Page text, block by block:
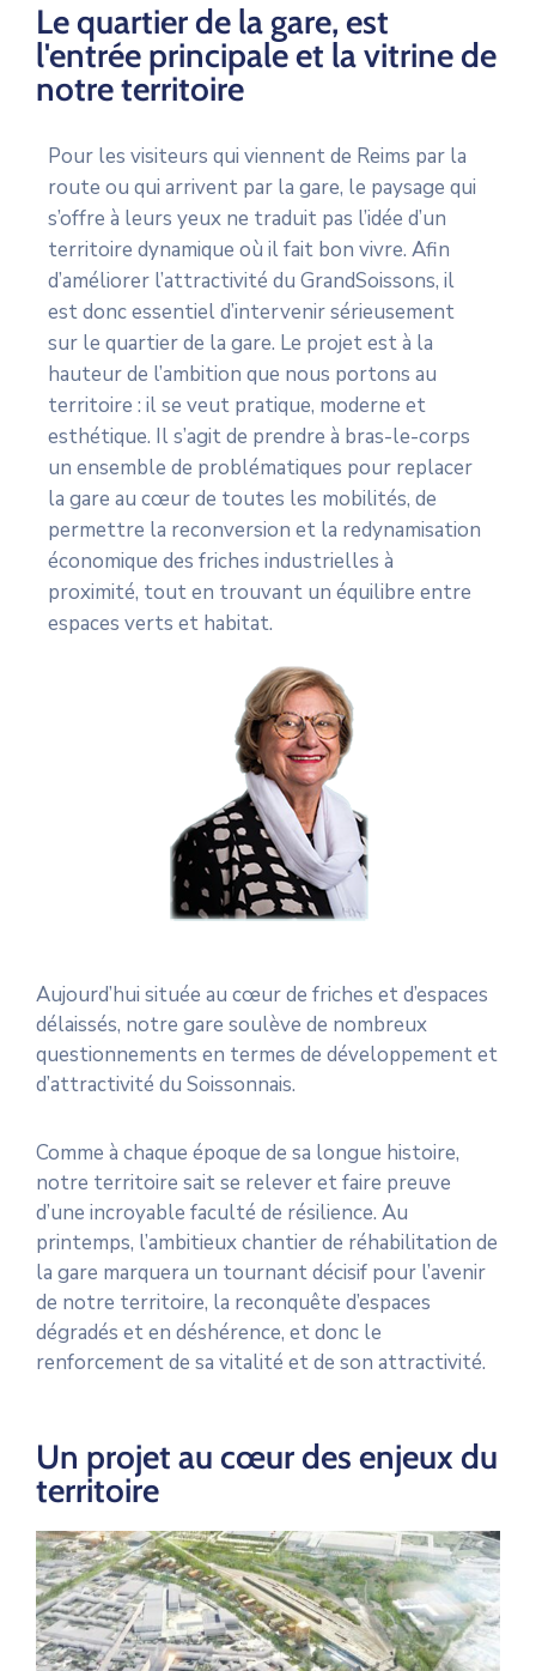
Le quartier de la gare, est
l'entrée principale et la vitrine de
notre territoire
Pour les visiteurs qui viennent de Reims par la
route ou qui arrivent par la gare, le paysage qui
s’offre à leurs yeux ne traduit pas l’idée d’un
territoire dynamique où il fait bon vivre. Afin
d’améliorer l’attractivité du GrandSoissons, il
est donc essentiel d’intervenir sérieusement
sur le quartier de la gare. Le projet est à la
hauteur de l’ambition que nous portons au
territoire : il se veut pratique, moderne et
esthétique. Il s’agit de prendre à bras-le-corps
un ensemble de problématiques pour replacer
la gare au cœur de toutes les mobilités, de
permettre la reconversion et la redynamisation
économique des friches industrielles à
proximité, tout en trouvant un équilibre entre
espaces verts et habitat.
Aujourd’hui située au cœur de friches et d’espaces
délaissés, notre gare soulève de nombreux
questionnements en termes de développement et
d’attractivité du Soissonnais.
Comme à chaque époque de sa longue histoire,
notre territoire sait se relever et faire preuve
d’une incroyable faculté de résilience. Au
printemps, l’ambitieux chantier de réhabilitation de
la gare marquera un tournant décisif pour l’avenir
de notre territoire, la reconquête d’espaces
dégradés et en déshérence, et donc le
renforcement de sa vitalité et de son attractivité.
Un projet au cœur des enjeux du
territoire